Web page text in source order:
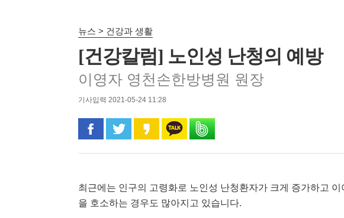
뉴스 > 건강과 생활
[건강칼럼] 노인성 난청의 예방
이영자 영천손한방병원 원장
기사입력 2021-05-24 11:28
페이스북으로 공유
트위터로 공유카카오 스토리로 공유
카카오톡으로 공유
최근에는 인구의 고령화로 노인성 난청환자가 크게 증가하고
을 호소하는 경우도 많아지고 있습니다.